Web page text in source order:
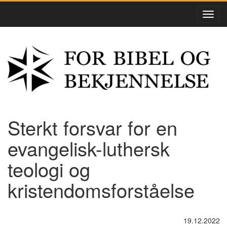
Sterkt forsvar for en
evangelisk-luthersk
teologi og
kristendomsforståelse
19.12.2022